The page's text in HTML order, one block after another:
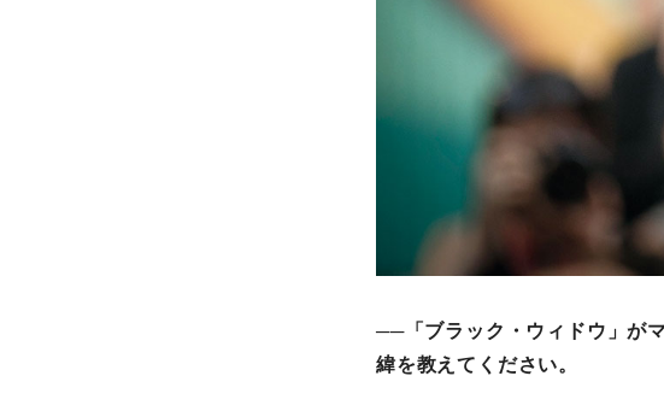
──「ブラック・ウィドウ」が
緯を教えてください。